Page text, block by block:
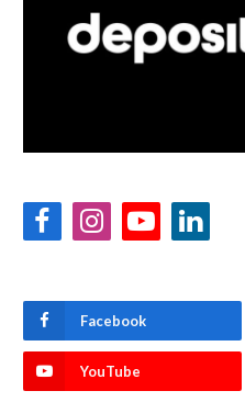
FacebookInstagramYouTubeLinkedIn
Facebook
YouTube